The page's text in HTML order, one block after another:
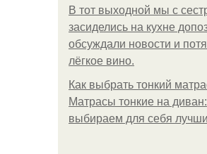
В тот выходной мы с
засиделись на кухне
обсуждали новости и
лёгкое вино.
Как выбрать тонкий
Матрасы тонкие на диван:
выбираем для себя